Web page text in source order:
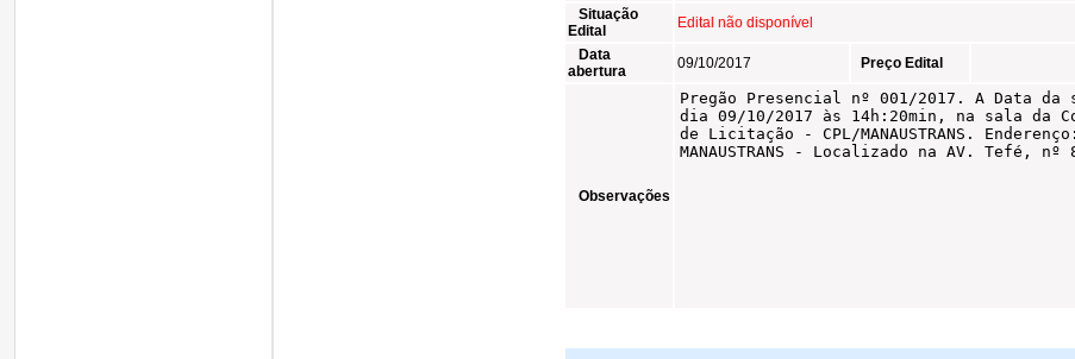
Situação
Edital
Edital não disponível
Data
abertura
09/10/2017 Preço Edital
Observações